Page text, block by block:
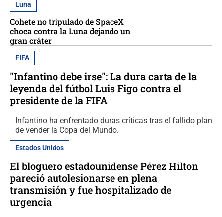
Luna
Cohete no tripulado de SpaceX
choca contra la Luna dejando un
gran cráter
FIFA
"Infantino debe irse": La dura carta de la
leyenda del fútbol Luis Figo contra el
presidente de la FIFA
Infantino ha enfrentado duras críticas tras el fallido plan
de vender la Copa del Mundo.
Estados Unidos
El bloguero estadounidense Pérez Hilton
pareció autolesionarse en plena
transmisión y fue hospitalizado de
urgencia